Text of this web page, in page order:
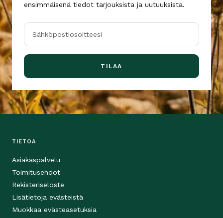
ensimmäisenä tiedot tarjouksista ja uutuuksista.
Sähköpostiosoitteesi
TILAA
TIETOA
Asiakaspalvelu
Toimitusehdot
Rekisteriseloste
Lisätietoja evästeistä
Muokkaa evästeasetuksia